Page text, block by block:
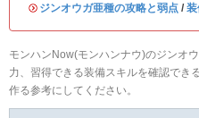
・ ジンオウガ亜種の攻略と弱点 /
モンハンNow(モンハンナウ)のジンオ
力、習得できる装備スキルを確認でき
作る参考にしてください。